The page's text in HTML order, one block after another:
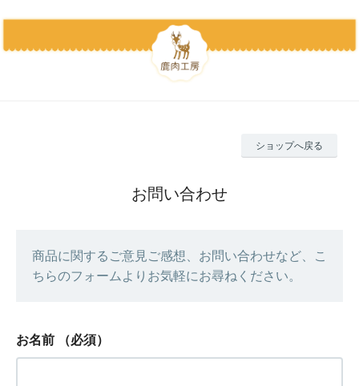
ショップへ戻る
お問い合わせ
商品に関するご意見ご感想、お問い合わせなど、こ
ちらのフォームよりお気軽にお尋ねください。
お名前 （必須）